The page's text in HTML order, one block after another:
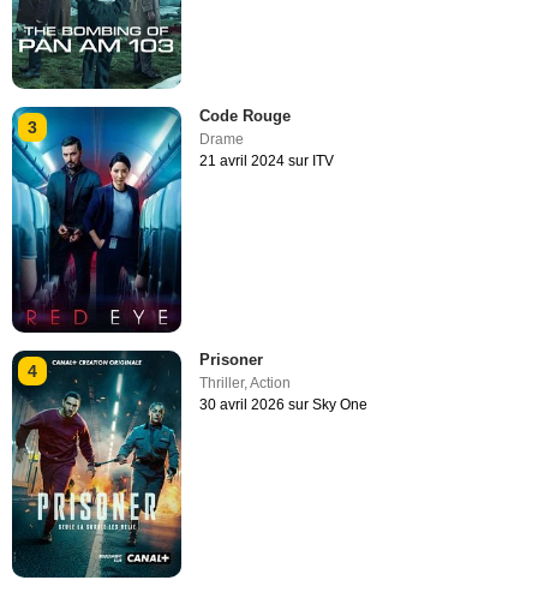
3
Code Rouge
Drame
21 avril 2024 sur ITV
4
Prisoner
Thriller,Action
30 avril 2026 sur Sky One